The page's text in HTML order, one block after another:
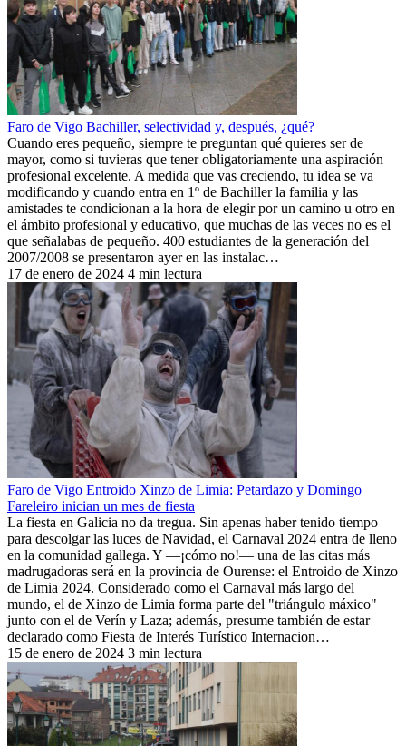
Faro de Vigo Bachiller, selectividad y, después, ¿qué?
Cuando eres pequeño, siempre te preguntan qué quieres ser de
mayor, como si tuvieras que tener obligatoriamente una aspiración
profesional excelente. A medida que vas creciendo, tu idea se va
modificando y cuando entra en 1º de Bachiller la familia y las
amistades te condicionan a la hora de elegir por un camino u otro en
el ámbito profesional y educativo, que muchas de las veces no es el
que señalabas de pequeño. 400 estudiantes de la generación del
2007/2008 se presentaron ayer en las instalac…
17 de enero de 2024 4 min lectura
Faro de Vigo Entroido Xinzo de Limia: Petardazo y Domingo
Fareleiro inician un mes de fiesta
La fiesta en Galicia no da tregua. Sin apenas haber tenido tiempo
para descolgar las luces de Navidad, el Carnaval 2024 entra de lleno
en la comunidad gallega. Y —¡cómo no!— una de las citas más
madrugadoras será en la provincia de Ourense: el Entroido de Xinzo
de Limia 2024. Considerado como el Carnaval más largo del
mundo, el de Xinzo de Limia forma parte del "triángulo máxico"
junto con el de Verín y Laza; además, presume también de estar
declarado como Fiesta de Interés Turístico Internacion…
15 de enero de 2024 3 min lectura